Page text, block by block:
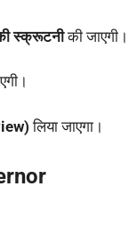
स्क्रूटनीकी जाएगी।
लिया जाएगा।